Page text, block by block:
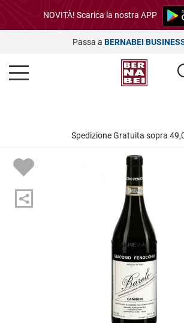
NOVITÀ! Scarica la nostra APP
Passa a BERNABEI
Spedizione Gratuita sopra